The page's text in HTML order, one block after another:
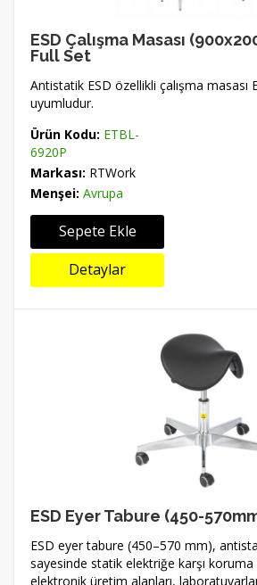
ESD Çalışma Masası
Full Set
Antistatik ESD özellikli çalışma masası
uyumludur.
Ürün Kodu: ETBL-
6920P
Markası: RTWork
Menşei: Avrupa
Sepete Ekle
Detaylar
ESD Eyer Tabure (450-
ESD eyer tabure (450–570 mm),
sayesinde statik elektriğe karşı
elektronik üretim alanları,